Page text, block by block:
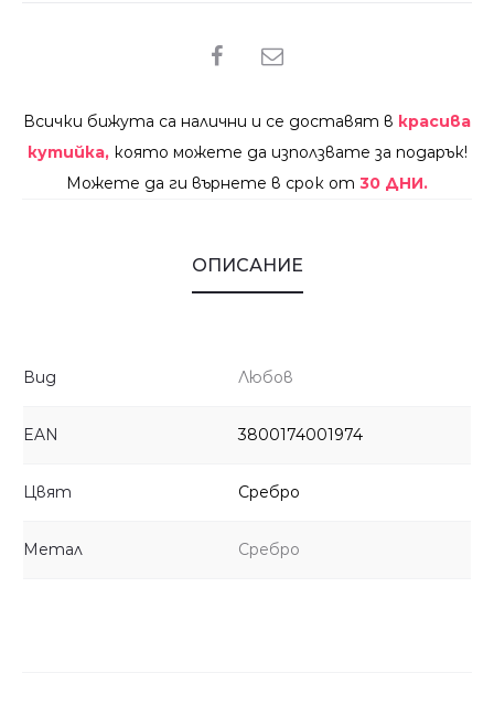
SHARE
Всички бижута са налични и се доставят в красива
кутийка, която можете да използвате за подарък!
Можете да ги върнете в срок от 30 ДНИ.
ОПИСАНИЕ
Вид Любов
EAN 3800174001974
Цвят Сребро
Метал Сребро